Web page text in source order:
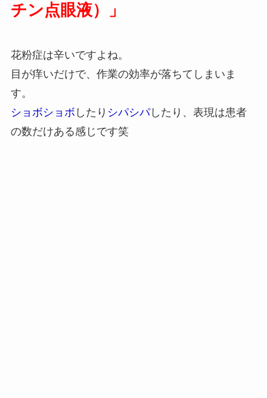
チン点眼液）」
花粉症は辛いですよね。
目が痒いだけで、作業の効率が落ちてしまいま
す。
ショボショボ したり シパシパしたり、表現は患者
の数だけある感じです笑